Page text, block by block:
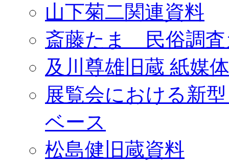
山下菊二関連資料
斎藤たま 民俗調査
及川尊雄旧蔵 紙媒
展覧会における新
ベース
松島健旧蔵資料